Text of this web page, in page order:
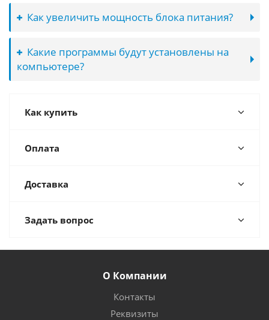
Как увеличить мощность блока питания?
Какие программы будут установлены на
компьютере?
Как купить
Оплата
Доставка
Задать вопрос
О Компании
Контакты
Реквизиты